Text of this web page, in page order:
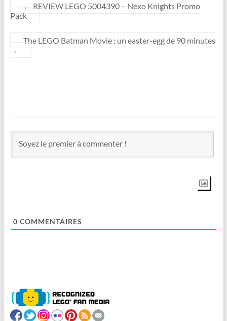
←
REVIEW LEGO 5004390 – Nexo Knights Promo
Pack
The LEGO Batman Movie : un easter-egg de 90 minutes
→
0 COMMENTAIRES